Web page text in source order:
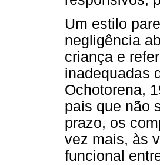
Um estilo
negligência
criança e
inadequadas
Ochotorena,
pais que não
prazo, os
vez mais, às
funcional